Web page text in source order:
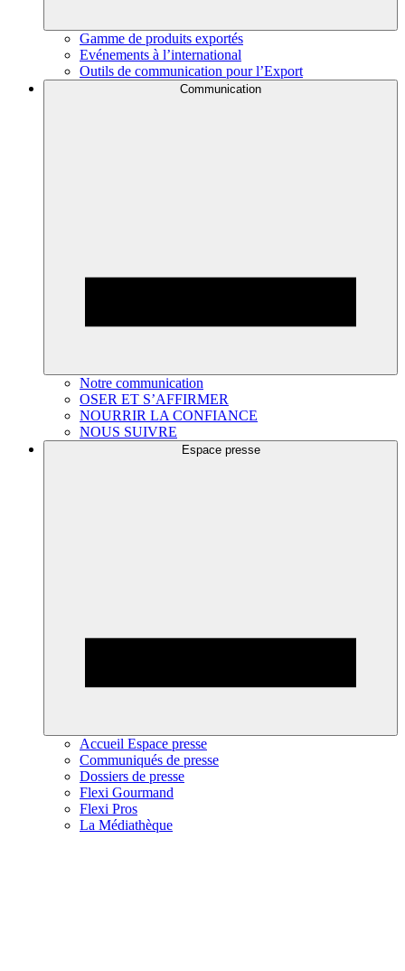
Gamme de produits exportés
Evénements à l’international
Outils de communication pour l’Export
Communication
Notre communication
OSER ET S’AFFIRMER
NOURRIR LA CONFIANCE
NOUS SUIVRE
Espace presse
Accueil Espace presse
Communiqués de presse
Dossiers de presse
Flexi Gourmand
Flexi Pros
La Médiathèque